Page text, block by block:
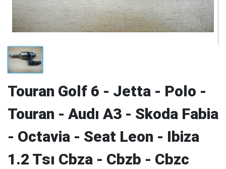
Touran Golf 6 - Jetta - Polo -
Touran - Audı A3 - Skoda Fabia
- Octavia - Seat Leon - Ibiza
1.2 Tsı Cbza - Cbzb - Cbzc